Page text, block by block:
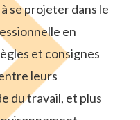
se projeter dans le
en
et consignes
leurs
du travail, et plus